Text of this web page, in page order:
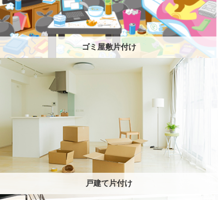
ゴミ屋敷片付け
戸建て片付け